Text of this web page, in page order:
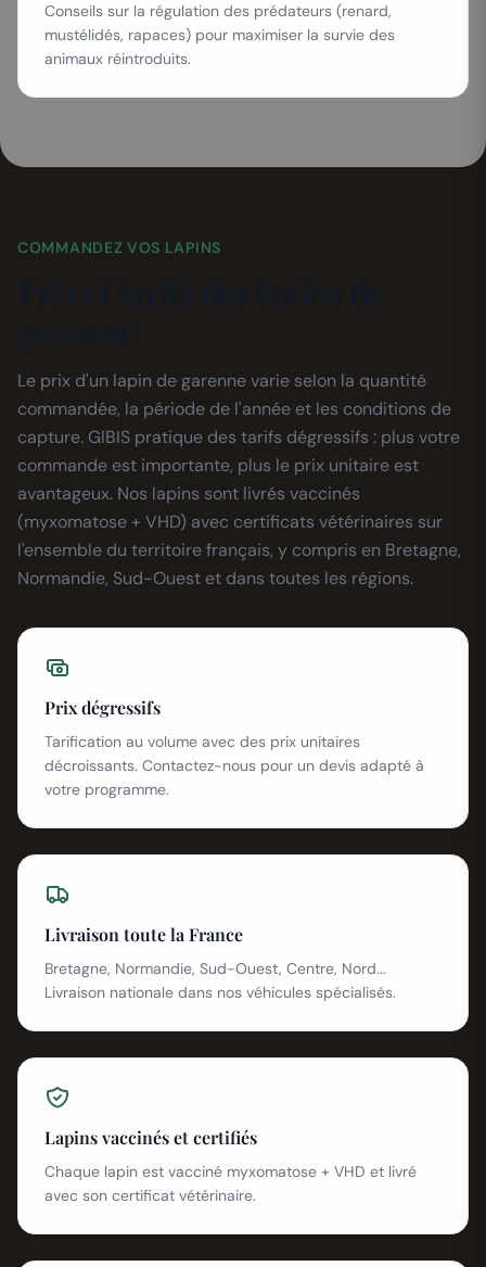
Conseils sur la régulation des prédateurs (renard,
mustélidés, rapaces) pour maximiser la survie des
animaux réintroduits.
COMMANDEZ VOS LAPINS
Le prix d'un lapin de garenne varie selon la quantité
commandée, la période de l'année et les conditions de
capture. GIBIS pratique des tarifs dégressifs : plus votre
commande est importante, plus le prix unitaire est
avantageux. Nos lapins sont livrés vaccinés
(myxomatose + VHD) avec certificats vétérinaires sur
l'ensemble du territoire français, y compris en Bretagne,
Normandie, Sud-Ouest et dans toutes les régions.
Prix dégressifs
Tarification au volume avec des prix unitaires
décroissants. Contactez-nous pour un devis adapté à
votre programme.
Livraison toute la France
Bretagne, Normandie, Sud-Ouest, Centre, Nord...
Livraison nationale dans nos véhicules spécialisés.
Lapins vaccinés et certifiés
Chaque lapin est vacciné myxomatose + VHD et livré
avec son certificat vétérinaire.